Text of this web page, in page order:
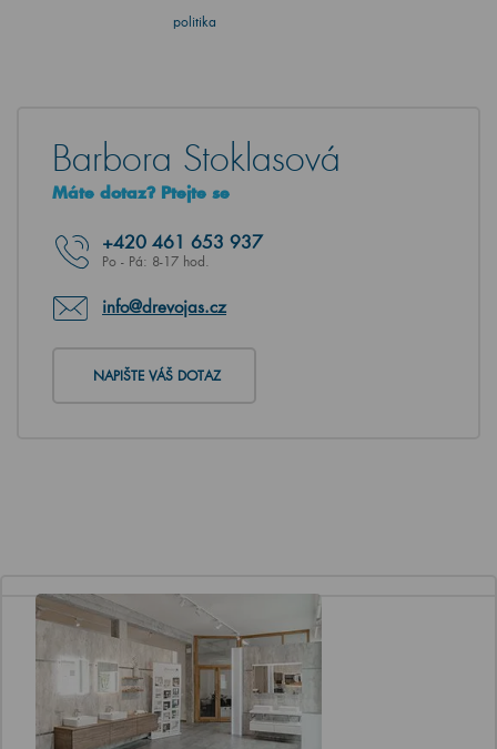
politika
Barbora Stoklasová
Máte dotaz? Ptejte se
+420 461 653 937
Po - Pá: 8-17 hod.
info@drevojas.cz
NAPIŠTE VÁŠ DOTAZ